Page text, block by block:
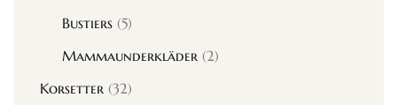
Bustiers (5)
Mammaunderkläder (2)
Korsetter (32)